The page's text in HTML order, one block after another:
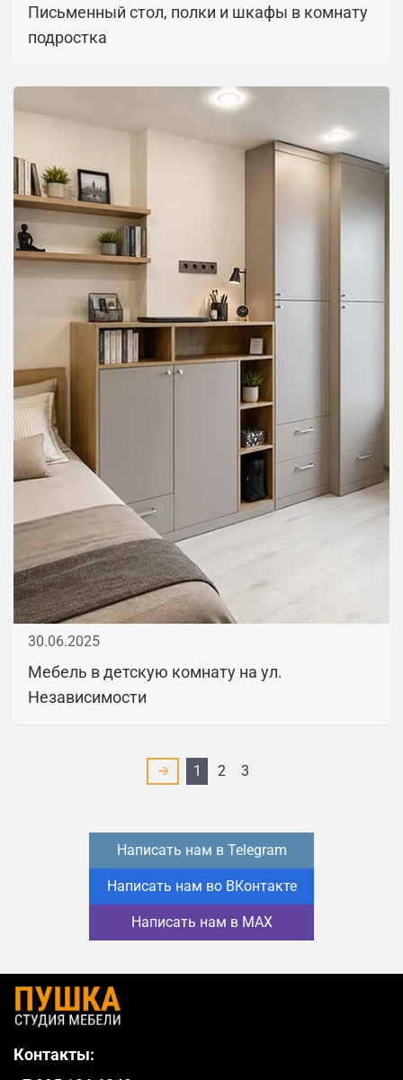
Письменный стол, полки и шкафы в комнату
подростка
30.06.2025
Мебель в детскую комнату на ул.
Независимости
1 2 3
Написать нам в Telegram
Написать нам во ВКонтакте
Написать нам в MAX
Контакты: